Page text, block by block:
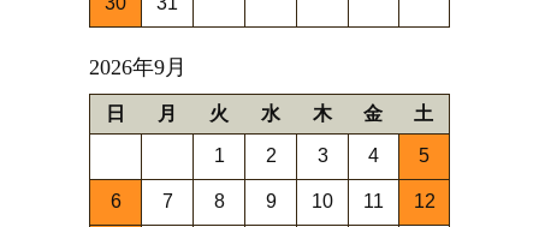
2026年9月
日 月 火 水 木 金 土
1 2 3 4 5
6 7 8 9 10 11 12